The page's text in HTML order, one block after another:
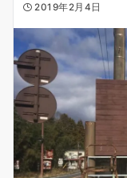
2019年2月4日